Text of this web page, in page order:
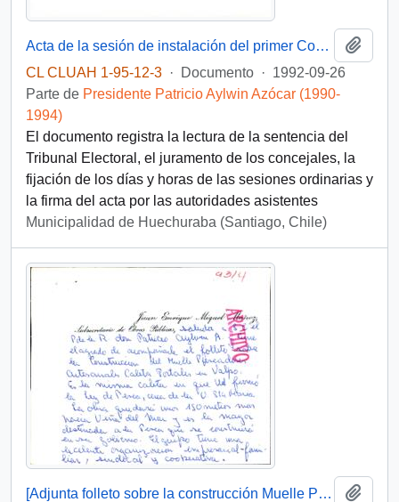
Acta de la sesión de instalación del primer Concejo Municipal de Huechuraba, realizada el 26 de septiembre de 1992, con la presencia de la alcaldesa electa Sofía Prats, los cinco concejales y el Presidente de la República, Patricio Aylwin
CL CLUAH 1-95-12-3 · Documento · 1992-09-26
Parte de Presidente Patricio Aylwin Azócar (1990-
1994)
El documento registra la lectura de la sentencia del
Tribunal Electoral, el juramento de los concejales, la
fijación de los días y horas de las sesiones ordinarias y
la firma del acta por las autoridades asistentes
Municipalidad de Huechuraba (Santiago, Chile)
[Adjunta folleto sobre la construcción Muelle Pescadores Artesanales Caleta Portales]